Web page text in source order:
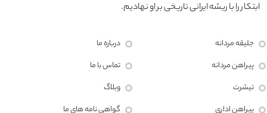
جلیقه مردانه
پیراهن مردانه
تیشرت
پیراهن اداری
درباره ما
تماس با ما
وبلاگ
گواهی نامه های ما
ابتکار را با ریشه ایرانی تاریخی بر او نهادیم.